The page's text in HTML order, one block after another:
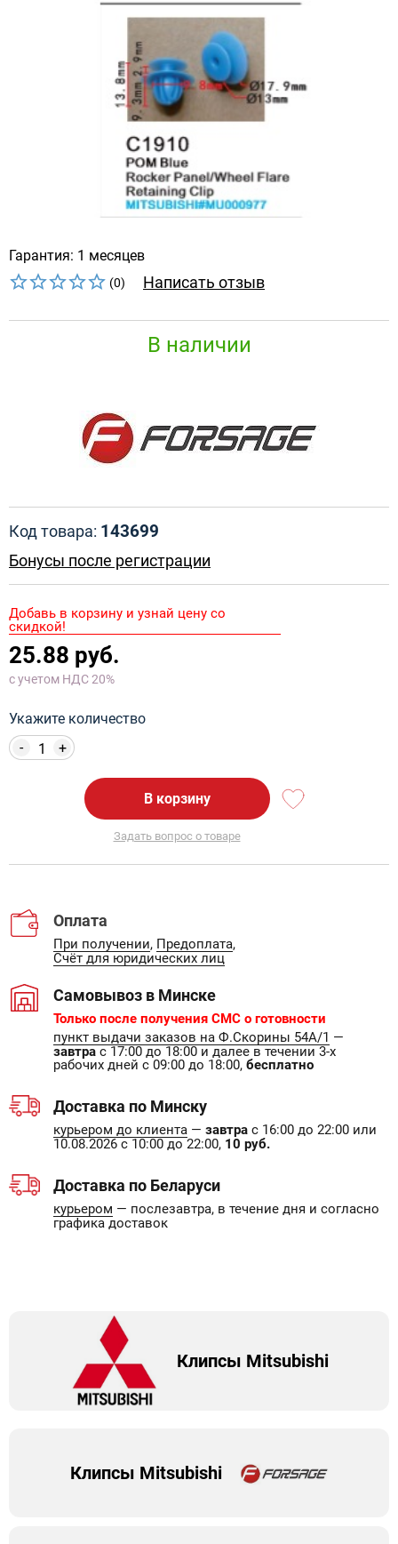
Гарантия: 1 месяцев
(0) Написать отзыв
В наличии
Код товара: 143699
Бонусы после регистрации
Добавь в корзину и узнай цену со
скидкой!
25.88 руб.
с учетом НДС 20%
Укажите количество
+
-
В корзину
Задать вопрос о товаре
Оплата
При получении, Предоплата,
Счёт для юридических лиц
Самовывоз в Минске
Только после получения СМС о готовности
пункт выдачи заказов на Ф.Скорины 54А/1 —
завтра с 17:00 до 18:00 и далее в течении 3-х
рабочих дней с 09:00 до 18:00, бесплатно
Доставка по Минску
курьером до клиента — завтра с 16:00 до 22:00 или
10.08.2026 с 10:00 до 22:00, 10 руб.
Доставка по Беларуси
курьером — послезавтра, в течение дня и согласно
графика доставок
Клипсы Mitsubishi
Клипсы Mitsubishi